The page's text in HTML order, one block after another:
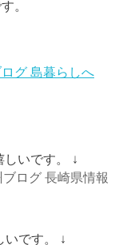
。
いです。 ↓
いです。 ↓